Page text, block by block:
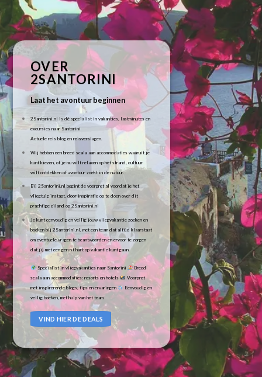
OVER
2SANTORINI
Laat het avontuur beginnen
2Santorini.nl is dé specialist in vakanties, lastminutes en
excursies naar Santorini
Actuele reis blog en reisverslagen.
Wij hebben een breed scala aan accommodaties waaruit je
kunt kiezen, of je nu wilt relaxen op het strand, cultuur
wilt ontdekken of avontuur zoekt in de natuur.
Bij 2Santorini.nl begint de voorpret al voordat je het
vliegtuig instapt, door inspiratie op te doen over dit
prachtige eiland op 2Santorini.nl
Je kunt eenvoudig en veilig jouw vliegvakantie zoeken en
boeken bij 2Santorini.nl, met een team dat altijd klaarstaat
om eventuele vragen te beantwoorden en ervoor te zorgen
dat jij met een gerust hart op vakantie kunt gaan.
Specialist in vliegvakanties naar Santorini
Breed
scala aan accommodaties: resorts en hotels
Voorpret
met inspirerende blogs, tips en ervaringen
Eenvoudig en
veilig boeken, met hulp van het team
VIND HIER DE DEALS